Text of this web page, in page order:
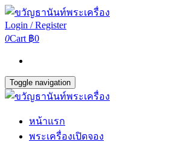
Login / Register
0Cart ฿0
Toggle navigation
หน้าแรก
พระเครื่องเปิดจอง